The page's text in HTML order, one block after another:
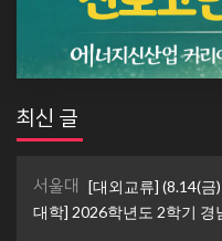
최신 글
서울대 [대외교류] (8.14(
대학] 2026학년도 2학기